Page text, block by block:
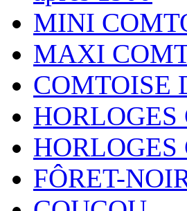
MINI
MAXI
COMTOISE
HORLOGES
FÔRET-